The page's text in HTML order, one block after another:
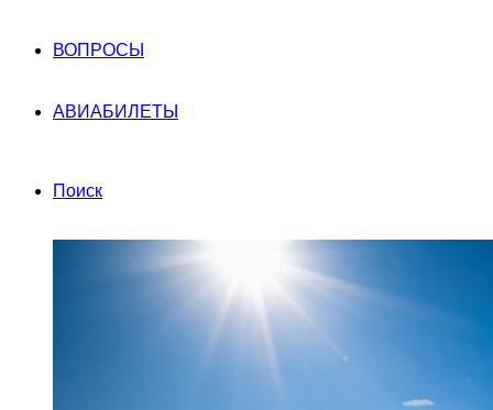
ВОПРОСЫ
АВИАБИЛЕТЫ
Поиск